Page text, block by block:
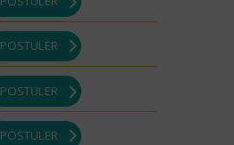
POSTULER
POSTULER
POSTULER